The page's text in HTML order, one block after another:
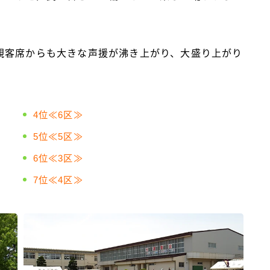
席からも大きな声援が沸き上がり、大盛り上がり
4位≪6区≫
5位≪5区≫
6位≪3区≫
7位≪4区≫